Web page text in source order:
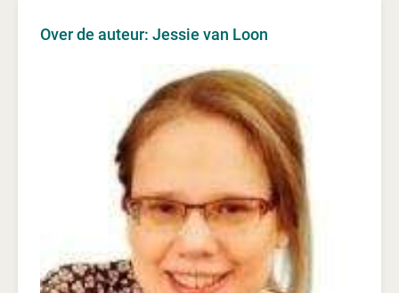
Over de auteur: Jessie van Loon